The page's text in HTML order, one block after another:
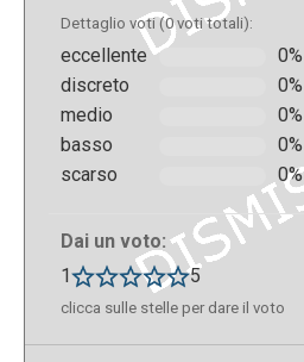
Dettaglio voti (0 voti totali):
eccellente
0%
discreto
0%
medio
0%
basso
0%
scarso
0%
Dai un voto:
1
5
clicca sulle stelle per dare il voto